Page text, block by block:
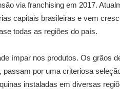
via franchising em 2017.
capitais brasileiras e vem
todas as regiões do país.
ímpar nos produtos. Os grãos
por uma criteriosa
instaladas em diversas